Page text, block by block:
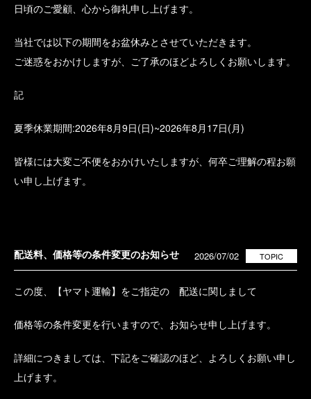
日頃のご愛顧、心から御礼申し上げます。
当社では以下の期間をお盆休みとさせていただきます。
ご迷惑をおかけしますが、ご了承のほどよろしくお願いします。
記
夏季休業期間:2026年8月9日(日)~2026年8月17日(月)
皆様には大変ご不便をおかけいたしますが、何卒ご理解の程お願
い申し上げます。
配送料、価格等の条件変更のお知らせ TOPIC
2026/07/02
この度、【ヤマト運輸】をご指定の 配送に関しまして
価格等の条件変更を行いますので、お知らせ申し上げます。
詳細につきましては、下記をご確認のほど、よろしくお願い申し
上げます。